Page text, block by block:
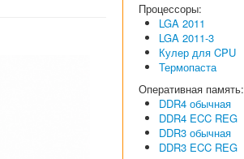
Процессоры:
LGA 2011
LGA 2011-3
Кулер для CPU
Термопаста
Оперативная память:
DDR4 обычная
DDR4 ECC REG
DDR3 обычная
DDR3 ECC REG